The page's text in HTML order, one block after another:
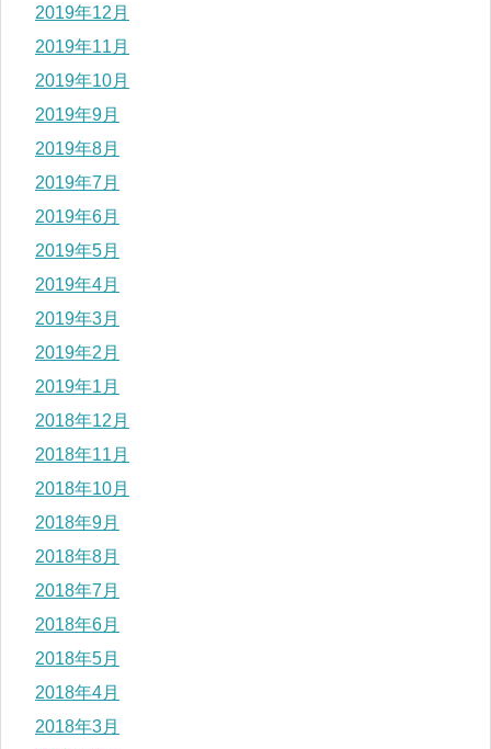
2019年12月
2019年11月
2019年10月
2019年9月
2019年8月
2019年7月
2019年6月
2019年5月
2019年4月
2019年3月
2019年2月
2019年1月
2018年12月
2018年11月
2018年10月
2018年9月
2018年8月
2018年7月
2018年6月
2018年5月
2018年4月
2018年3月